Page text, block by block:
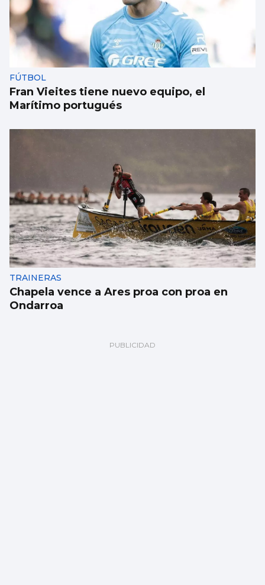
FÚTBOL
Fran Vieites tiene nuevo equipo, el
Marítimo portugués
TRAINERAS
Chapela vence a Ares proa con proa en
Ondarroa